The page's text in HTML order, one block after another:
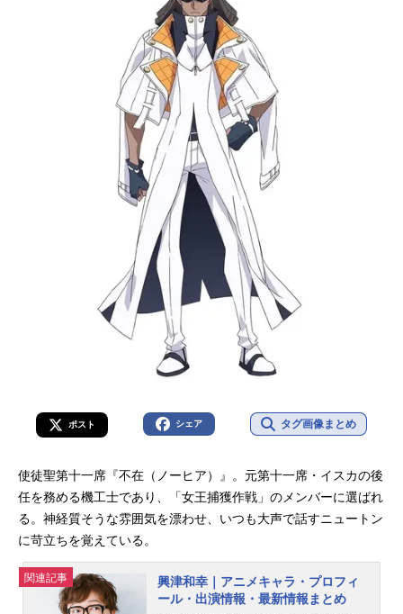
ポスト シェア タグ画像まとめ
使徒聖第十一席『不在（ノーヒア）』。元第十一席・イスカの後
任を務める機工士であり、「女王捕獲作戦」のメンバーに選ばれ
る。神経質そうな雰囲気を漂わせ、いつも大声で話すニュートン
に苛立ちを覚えている。
関連記事
興津和幸｜アニメキャラ・プロフィ
ール・出演情報・最新情報まとめ